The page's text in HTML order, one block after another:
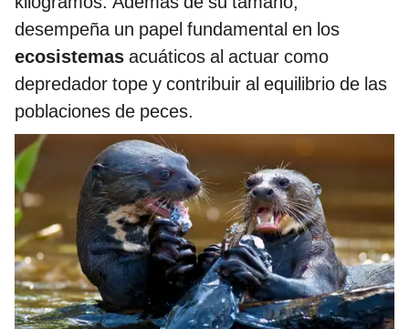
desempeña un papel fundamental en los
ecosistemas acuáticos al actuar como
depredador tope y contribuir al equilibrio de las
poblaciones de peces.